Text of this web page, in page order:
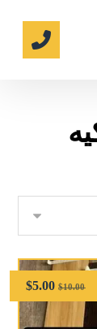
$10.00
$5.00